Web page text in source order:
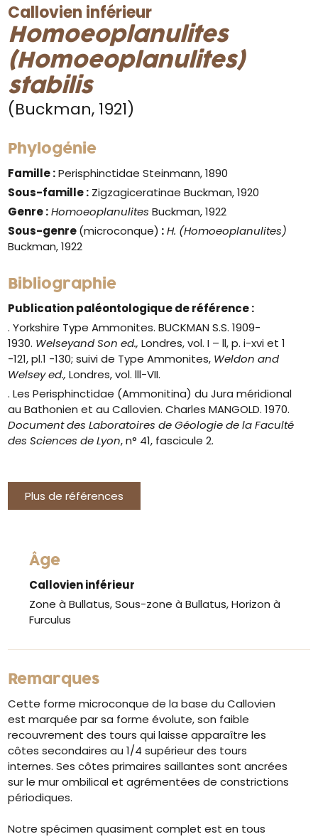
Callovien inférieur
Homoeoplanulites
(Homoeoplanulites)
stabilis
(Buckman, 1921)
Phylogénie
Famille :Perisphinctidae Steinmann, 1890
Sous-famille : Zigzagiceratinae Buckman, 1920
Genre: Homoeoplanulites Buckman, 1922
Sous-genre(microconque) :H. (Homoeoplanulites)
Buckman, 1922
Bibliographie
Publication paléontologique de référence :
. Yorkshire Type Ammonites. BUCKMAN S.S. 1909-
1930. Welseyand Son ed.,Londres, vol. I – ll, p. i-xvi et 1
-121, pl.1 -130; suivi de Type Ammonites, Weldon and
Welsey ed.,Londres, vol. lll-VII.
. Les Perisphinctidae (Ammonitina) du Jura méridional
au Bathonien et au Callovien. Charles MANGOLD. 1970.
Document des Laboratoires de Géologie de la Faculté
des Sciences de Lyon, n° 41, fascicule 2.
Plus de références
Âge
Callovien inférieur
Zone à Bullatus, Sous-zone à Bullatus, Horizon à
Furculus
Remarques
Cette forme microconque de la base du Callovien
est marquée par sa forme évolute, son faible
recouvrement des tours qui laisse apparaître les
côtes secondaires au 1/4 supérieur des tours
internes. Ses côtes primaires saillantes sont ancrées
sur le mur ombilical et agrémentées de constrictions
périodiques.
Notre spécimen quasiment complet est en tous